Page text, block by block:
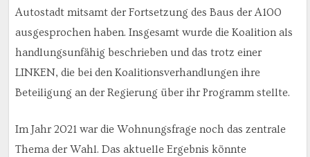
Autostadt mitsamt der Fortsetzung des Baus der A100
ausgesprochen haben. Insgesamt wurde die Koalition als
handlungsunfähig beschrieben und das trotz einer
LINKEN, die bei den Koalitionsverhandlungen ihre
Beteiligung an der Regierung über ihr Programm stellte.
Im Jahr 2021 war die Wohnungsfrage noch das zentrale
Thema der Wahl. Das aktuelle Ergebnis könnte